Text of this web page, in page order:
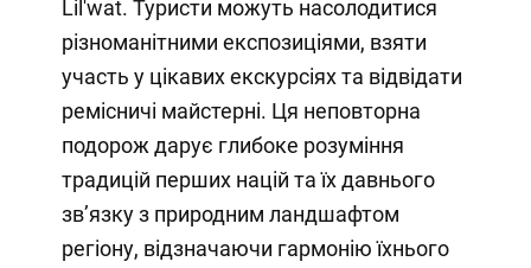
Lil'wat. Туристи можуть насолодитися
різноманітними експозиціями, взяти
участь у цікавих екскурсіях та відвідати
ремісничі майстерні. Ця неповторна
подорож дарує глибоке розуміння
традицій перших націй та їх давнього
зв’язку з природним ландшафтом
регіону, відзначаючи гармонію їхнього